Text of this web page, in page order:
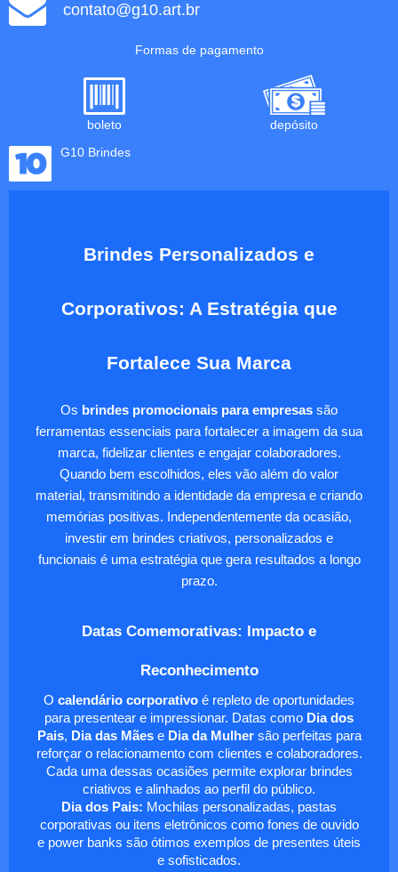
contato@g10.art.br
Formas de pagamento
boleto
depósito
G10 Brindes
Brindes Personalizados e
Corporativos: A Estratégia que
Fortalece Sua Marca
Os brindes promocionais para empresas são
ferramentas essenciais para fortalecer a imagem da sua
marca, fidelizar clientes e engajar colaboradores.
Quando bem escolhidos, eles vão além do valor
material, transmitindo a identidade da empresa e criando
memórias positivas. Independentemente da ocasião,
investir em brindes criativos, personalizados e
funcionais é uma estratégia que gera resultados a longo
prazo.
Datas Comemorativas: Impacto e
Reconhecimento
O calendário corporativo é repleto de oportunidades
para presentear e impressionar. Datas como Dia dos
Pais, Dia das Mãese Dia da Mulhersão perfeitas para
reforçar o relacionamento com clientes e colaboradores.
Cada uma dessas ocasiões permite explorar brindes
criativos e alinhados ao perfil do público.
Dia dos Pais: Mochilas personalizadas, pastas
corporativas ou itens eletrônicos como fones de ouvido
e power banks são ótimos exemplos de presentes úteis
e sofisticados.